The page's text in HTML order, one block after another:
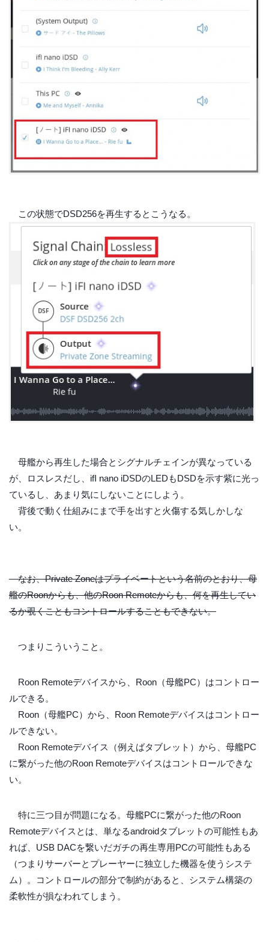
この状態でDSD256を再生するとこうなる。
母艦から再生した場合とシグナルチェインが異なっている
が、ロスレスだし、ifI nano iDSDのLEDもDSDを示す紫に光っ
ているし、あまり気にしないことにしよう。
背後で動く仕組みにまで手を出すと火傷する気しかしな
い。
なお、Private Zoneはプライベートという名前のとおり、母
艦のRoonからも、他のRoon Remoteからも、何を再生してい
るか覗くこともコントロールすることもできない。
つまりこういうこと。
Roon Remoteデバイスから、Roon（母艦PC）はコントロー
ルできる。
Roon（母艦PC）から、Roon Remoteデバイスはコントロー
ルできない。
Roon Remoteデバイス（例えばタブレット）から、母艦PC
に繋がった他のRoon Remoteデバイスはコントロールできな
い。
特に三つ目が問題になる。母艦PCに繋がった他のRoon
Remoteデバイスとは、単なるandroidタブレットの可能性もあ
れば、USB DACを繋いだガチの再生専用PCの可能性もある
（つまりサーバーとプレーヤーに独立した機器を使うシステ
ム）。コントロールの部分で制約があると、システム構築の
柔軟性が損なわれてしまう。